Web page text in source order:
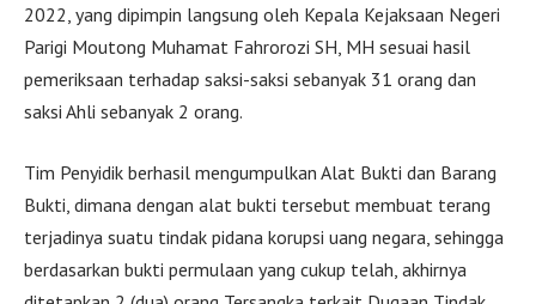
2022, yang dipimpin langsung oleh Kepala Kejaksaan Negeri
Parigi Moutong Muhamat Fahrorozi SH, MH sesuai hasil
pemeriksaan terhadap saksi-saksi sebanyak 31 orang dan
saksi Ahli sebanyak 2 orang.
Tim Penyidik berhasil mengumpulkan Alat Bukti dan Barang
Bukti, dimana dengan alat bukti tersebut membuat terang
terjadinya suatu tindak pidana korupsi uang negara, sehingga
berdasarkan bukti permulaan yang cukup telah, akhirnya